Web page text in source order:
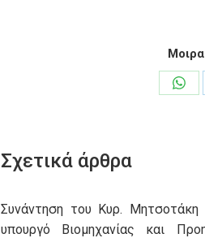
Σχετικά άρθρα
Συνάντηση του Κυρ. Μητσοτάκη
υπουργό Βιομηχανίας και